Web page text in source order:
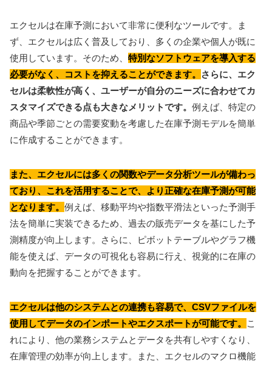
エクセルは在庫予測において非常に便利なツールです。ま
ず、エクセルは広く普及しており、多くの企業や個人が既に
使用しています。そのため、 特別なソフトウェアを導入する
必要がなく、コストを抑えることができます。
さらに、エク
セルは柔軟性が高く、ユーザーが自分のニーズに合わせてカ
スタマイズできる点も大きなメリットです。 例えば、特定の
商品や季節ごとの需要変動を考慮した在庫予測モデルを簡単
に作成することができます。
また、エクセルには多くの関数やデータ分析ツールが備わっ
ており、これを活用することで、より正確な在庫予測が可能
となります。 例えば、移動平均や指数平滑法といった予測手
法を簡単に実装できるため、過去の販売データを基にした予
測精度が向上します。さらに、ピボットテーブルやグラフ機
能を使えば、データの可視化も容易に行え、視覚的に在庫の
動向を把握することができます。
エクセルは他のシステムとの連携も容易で、CSVファイルを
使用してデータのインポートやエクスポートが可能です。
こ
れにより、他の業務システムとデータを共有しやすくなり、
在庫管理の効率が向上します。また、エクセルのマクロ機能